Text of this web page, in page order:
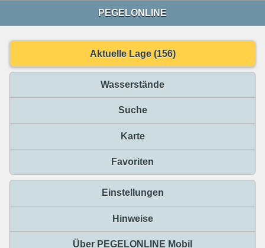
PEGELONLINE
Aktuelle Lage (156)
Wasserstände
Suche
Karte
Favoriten
Einstellungen
Hinweise
Über PEGELONLINE Mobil